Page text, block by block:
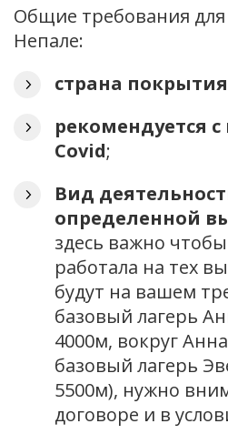
Общие требования для
Непале:
страна
рекомендуется
Covid;
Вид
определенной
здесь важно
работала на тех
будут на вашем
базовый лагерь
4000м, вокруг
базовый лагерь
5500м), нужно
договоре и в